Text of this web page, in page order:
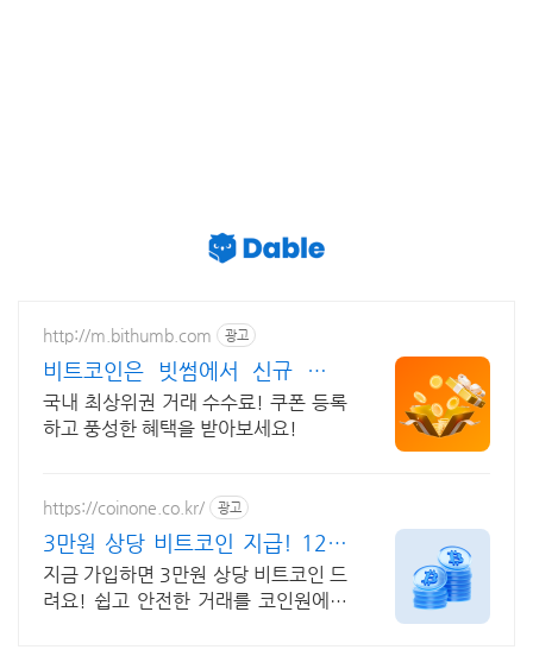
http://m.bithumb.com 광고
비트코인은 빗썸에서 신규 가입
시 5만원 혜택
국내 최상위권 거래 수수료! 쿠폰 등록
하고 풍성한 혜택을 받아보세요!
https://coinone.co.kr/ 광고
3만원 상당 비트코인 지급! 12년
무사고 거래소
지금 가입하면 3만원 상당 비트코인 드
려요! 쉽고 안전한 거래를 코인원에서